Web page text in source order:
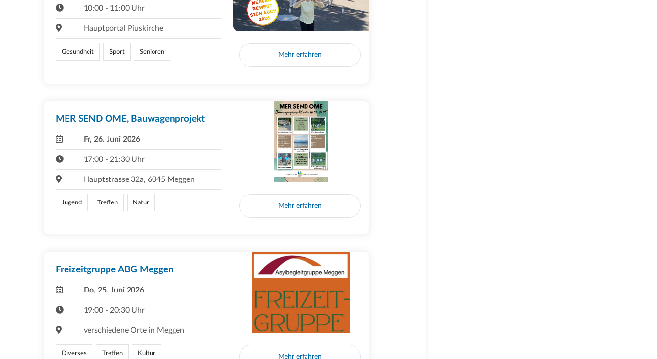
10:00 - 11:00 Uhr
Hauptportal Piuskirche
Gesundheit Sport Senioren Mehr erfahren
MER SEND OME, Bauwagenprojekt
Fr, 26. Juni 2026
17:00 - 21:30 Uhr
Hauptstrasse 32a, 6045 Meggen
Jugend Treffen Natur Mehr erfahren
Freizeitgruppe ABG Meggen
Do, 25. Juni 2026
19:00 - 20:30 Uhr
verschiedene Orte in Meggen
Diverses Treffen Kultur Mehr erfahren